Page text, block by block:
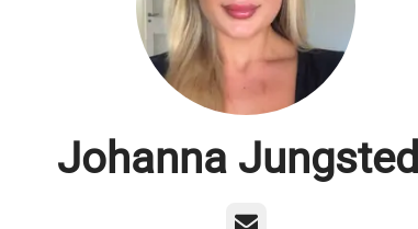
Johanna
E-post